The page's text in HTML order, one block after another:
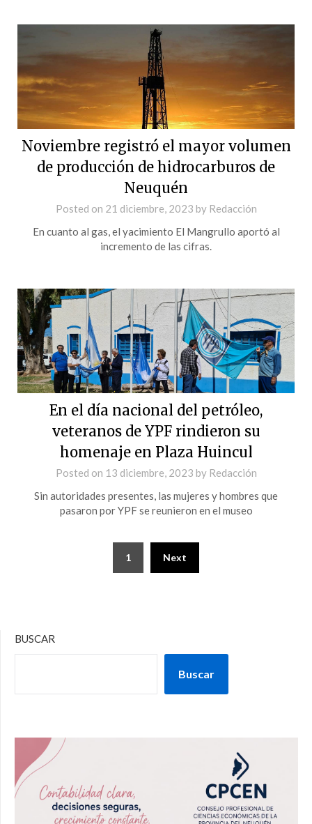
Noviembre registró el mayor volumen
de producción de hidrocarburos de
Neuquén
Posted on 21 diciembre, 2023 by Redacción
En cuanto al gas, el yacimiento El Mangrullo aportó al
incremento de las cifras.
En el día nacional del petróleo,
veteranos de YPF rindieron su
homenaje en Plaza Huincul
Posted on 13 diciembre, 2023 by Redacción
Sin autoridades presentes, las mujeres y hombres que
pasaron por YPF se reunieron en el museo
1 Next
BUSCAR
Buscar